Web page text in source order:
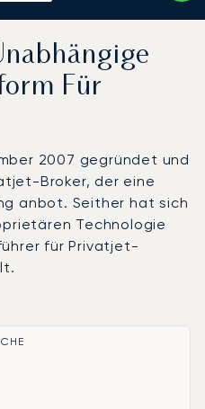
Für
2007 gegründet und
Broker, der eine
anbot. Seither hat sich
Technologie
für Privatjet-